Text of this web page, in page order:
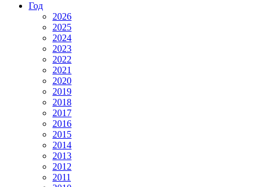
Год
2026
2025
2024
2023
2022
2021
2020
2019
2018
2017
2016
2015
2014
2013
2012
2011